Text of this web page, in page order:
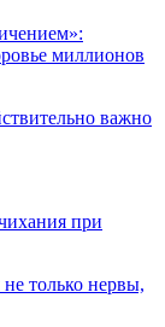
миллионов
важно
при
только нервы,